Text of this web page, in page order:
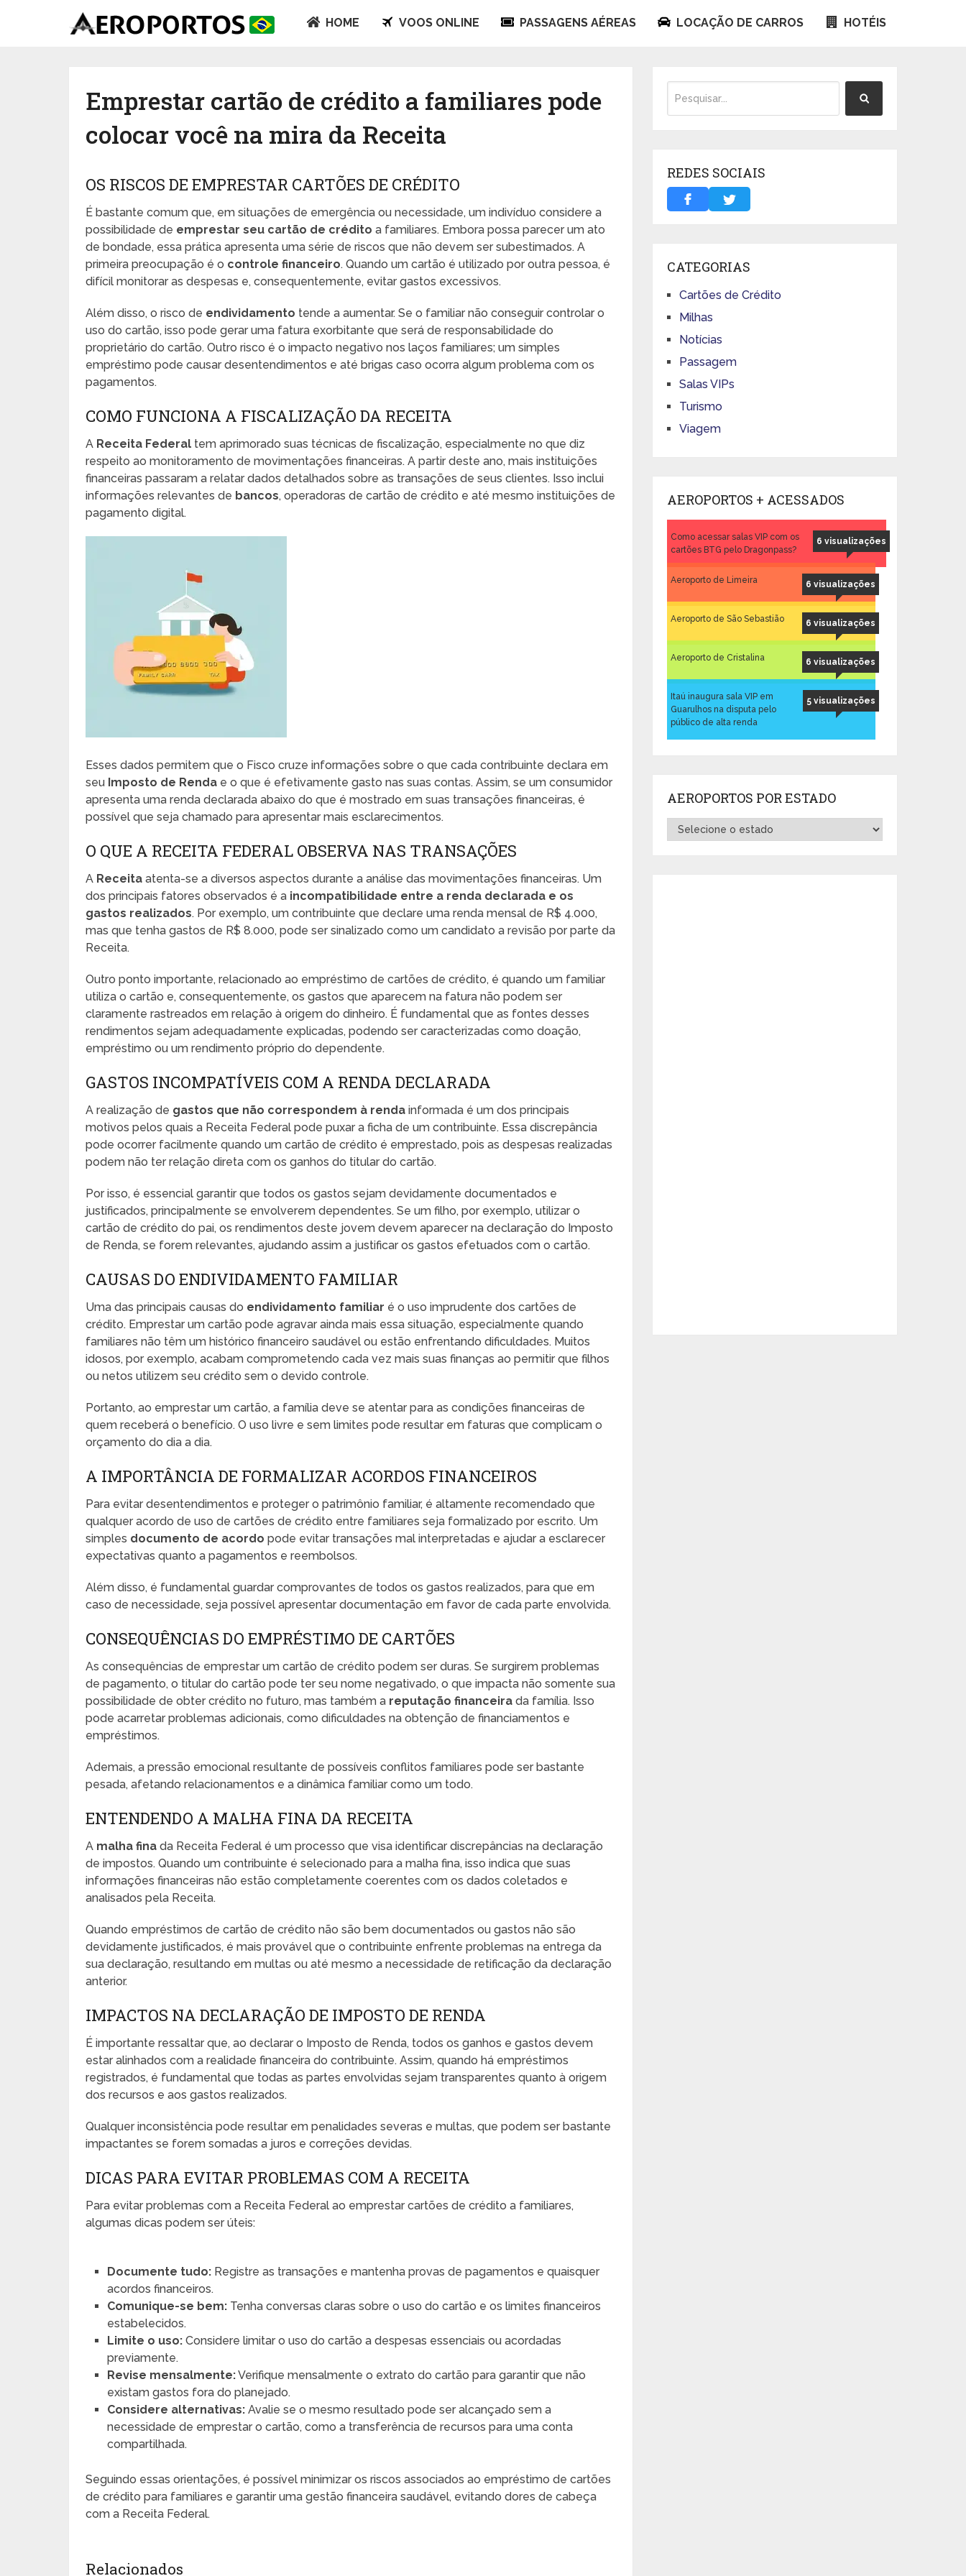
HOME VOOS ONLINE PASSAGENS AÉREAS LOCAÇÃO DE CARROS HOTÉIS
Emprestar cartão de crédito a familiares pode
colocar você na mira da Receita
OS RISCOS DE EMPRESTAR CARTÕES DE CRÉDITO
É bastante comum que, em situações de emergência ou necessidade, um indivíduo considere a
possibilidade de emprestar seu cartão de crédito a familiares. Embora possa parecer um ato
de bondade, essa prática apresenta uma série de riscos que não devem ser subestimados. A
primeira preocupação é o controle financeiro. Quando um cartão é utilizado por outra pessoa, é
difícil monitorar as despesas e, consequentemente, evitar gastos excessivos.
Além disso, o risco de endividamento tende a aumentar. Se o familiar não conseguir controlar o
uso do cartão, isso pode gerar uma fatura exorbitante que será de responsabilidade do
proprietário do cartão. Outro risco é o impacto negativo nos laços familiares; um simples
empréstimo pode causar desentendimentos e até brigas caso ocorra algum problema com os
pagamentos.
COMO FUNCIONA A FISCALIZAÇÃO DA RECEITA
A Receita Federal tem aprimorado suas técnicas de fiscalização, especialmente no que diz
respeito ao monitoramento de movimentações financeiras. A partir deste ano, mais instituições
financeiras passaram a relatar dados detalhados sobre as transações de seus clientes. Isso inclui
informações relevantes de bancos, operadoras de cartão de crédito e até mesmo instituições de
pagamento digital.
Esses dados permitem que o Fisco cruze informações sobre o que cada contribuinte declara em
seu Imposto de Renda e o que é efetivamente gasto nas suas contas. Assim, se um consumidor
apresenta uma renda declarada abaixo do que é mostrado em suas transações financeiras, é
possível que seja chamado para apresentar mais esclarecimentos.
O QUE A RECEITA FEDERAL OBSERVA NAS TRANSAÇÕES
A Receita atenta-se a diversos aspectos durante a análise das movimentações financeiras. Um
dos principais fatores observados é a incompatibilidade entre a renda declarada e os
gastos realizados. Por exemplo, um contribuinte que declare uma renda mensal de R$ 4.000,
mas que tenha gastos de R$ 8.000, pode ser sinalizado como um candidato a revisão por parte da
Receita.
Outro ponto importante, relacionado ao empréstimo de cartões de crédito, é quando um familiar
utiliza o cartão e, consequentemente, os gastos que aparecem na fatura não podem ser
claramente rastreados em relação à origem do dinheiro. É fundamental que as fontes desses
rendimentos sejam adequadamente explicadas, podendo ser caracterizadas como doação,
empréstimo ou um rendimento próprio do dependente.
GASTOS INCOMPATÍVEIS COM A RENDA DECLARADA
A realização de gastos que não correspondem à renda informada é um dos principais
motivos pelos quais a Receita Federal pode puxar a ficha de um contribuinte. Essa discrepância
pode ocorrer facilmente quando um cartão de crédito é emprestado, pois as despesas realizadas
podem não ter relação direta com os ganhos do titular do cartão.
Por isso, é essencial garantir que todos os gastos sejam devidamente documentados e
justificados, principalmente se envolverem dependentes. Se um filho, por exemplo, utilizar o
cartão de crédito do pai, os rendimentos deste jovem devem aparecer na declaração do Imposto
de Renda, se forem relevantes, ajudando assim a justificar os gastos efetuados com o cartão.
CAUSAS DO ENDIVIDAMENTO FAMILIAR
Uma das principais causas do endividamento familiar é o uso imprudente dos cartões de
crédito. Emprestar um cartão pode agravar ainda mais essa situação, especialmente quando
familiares não têm um histórico financeiro saudável ou estão enfrentando dificuldades. Muitos
idosos, por exemplo, acabam comprometendo cada vez mais suas finanças ao permitir que filhos
ou netos utilizem seu crédito sem o devido controle.
Portanto, ao emprestar um cartão, a família deve se atentar para as condições financeiras de
quem receberá o benefício. O uso livre e sem limites pode resultar em faturas que complicam o
orçamento do dia a dia.
A IMPORTÂNCIA DE FORMALIZAR ACORDOS FINANCEIROS
Para evitar desentendimentos e proteger o patrimônio familiar, é altamente recomendado que
qualquer acordo de uso de cartões de crédito entre familiares seja formalizado por escrito. Um
simples documento de acordo pode evitar transações mal interpretadas e ajudar a esclarecer
expectativas quanto a pagamentos e reembolsos.
Além disso, é fundamental guardar comprovantes de todos os gastos realizados, para que em
caso de necessidade, seja possível apresentar documentação em favor de cada parte envolvida.
CONSEQUÊNCIAS DO EMPRÉSTIMO DE CARTÕES
As consequências de emprestar um cartão de crédito podem ser duras. Se surgirem problemas
de pagamento, o titular do cartão pode ter seu nome negativado, o que impacta não somente sua
possibilidade de obter crédito no futuro, mas também a reputação financeira da família. Isso
pode acarretar problemas adicionais, como dificuldades na obtenção de financiamentos e
empréstimos.
Ademais, a pressão emocional resultante de possíveis conflitos familiares pode ser bastante
pesada, afetando relacionamentos e a dinâmica familiar como um todo.
ENTENDENDO A MALHA FINA DA RECEITA
A malha fina da Receita Federal é um processo que visa identificar discrepâncias na declaração
de impostos. Quando um contribuinte é selecionado para a malha fina, isso indica que suas
informações financeiras não estão completamente coerentes com os dados coletados e
analisados pela Receita.
Quando empréstimos de cartão de crédito não são bem documentados ou gastos não são
devidamente justificados, é mais provável que o contribuinte enfrente problemas na entrega da
sua declaração, resultando em multas ou até mesmo a necessidade de retificação da declaração
anterior.
IMPACTOS NA DECLARAÇÃO DE IMPOSTO DE RENDA
É importante ressaltar que, ao declarar o Imposto de Renda, todos os ganhos e gastos devem
estar alinhados com a realidade financeira do contribuinte. Assim, quando há empréstimos
registrados, é fundamental que todas as partes envolvidas sejam transparentes quanto à origem
dos recursos e aos gastos realizados.
Qualquer inconsistência pode resultar em penalidades severas e multas, que podem ser bastante
impactantes se forem somadas a juros e correções devidas.
DICAS PARA EVITAR PROBLEMAS COM A RECEITA
Para evitar problemas com a Receita Federal ao emprestar cartões de crédito a familiares,
algumas dicas podem ser úteis:
Documente tudo: Registre as transações e mantenha provas de pagamentos e quaisquer
acordos financeiros.
Comunique-se bem: Tenha conversas claras sobre o uso do cartão e os limites financeiros
estabelecidos.
Limite o uso: Considere limitar o uso do cartão a despesas essenciais ou acordadas
previamente.
Revise mensalmente:Verifique mensalmente o extrato do cartão para garantir que não
existam gastos fora do planejado.
Considere alternativas: Avalie se o mesmo resultado pode ser alcançado sem a
necessidade de emprestar o cartão, como a transferência de recursos para uma conta
compartilhada.
Seguindo essas orientações, é possível minimizar os riscos associados ao empréstimo de cartões
de crédito para familiares e garantir uma gestão financeira saudável, evitando dores de cabeça
com a Receita Federal.
Relacionados
REDES SOCIAIS
CATEGORIAS
Cartões de Crédito
Milhas
Notícias
Passagem
Salas VIPs
Turismo
Viagem
AEROPORTOS + ACESSADOS
6 visualizações
Como acessar salas VIP com os
cartões BTG pelo Dragonpass?
6 visualizações
Aeroporto de Limeira
6 visualizações
Aeroporto de São Sebastião
6 visualizações
Aeroporto de Cristalina
5 visualizações
Itaú inaugura sala VIP em
Guarulhos na disputa pelo
público de alta renda
AEROPORTOS POR ESTADO
Aeroportos
por